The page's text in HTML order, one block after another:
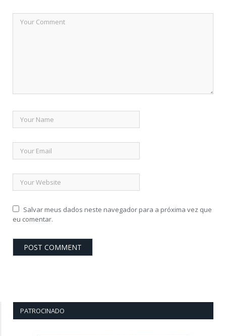
Salvar meus dados neste navegador para a próxima vez que
eu comentar.
PATROCINADO